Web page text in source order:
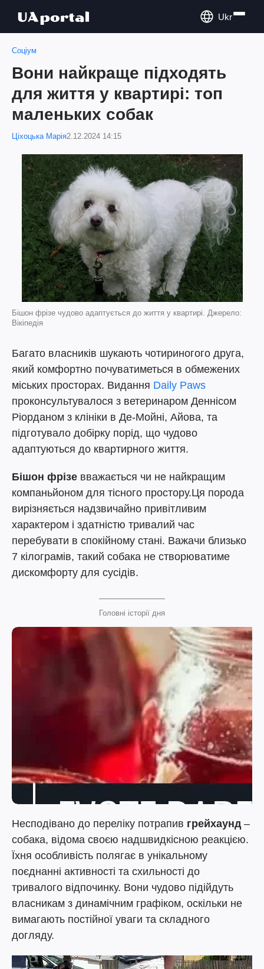
Ukr
Соціум
Вони найкраще підходять
для життя у квартирі: топ
маленьких собак
Ціхоцька Марія2.12.2024 14:15
Бішон фрізе чудово адаптується до життя у квартирі. Джерело:
Вікіпедія
Багато власників шукають чотириногого друга,
який комфортно почуватиметься в обмежених
міських просторах. Видання Daily Paws
проконсультувалося з ветеринаром Деннісом
Ріорданом з клініки в Де-Мойні, Айова, та
підготувало добірку порід, що чудово
адаптуються до квартирного життя.
Бішон фрізе вважається чи не найкращим
компаньйоном для тісного простору.Ця порода
вирізняється надзвичайно привітливим
характером і здатністю тривалий час
перебувати в спокійному стані. Важачи близько
7 кілограмів, такий собака не створюватиме
дискомфорту для сусідів.
Головні історії дня
Несподівано до переліку потрапив грейхаунд –
собака, відома своєю надшвидкісною реакцією.
Їхня особливість полягає в унікальному
поєднанні активності та схильності до
тривалого відпочинку. Вони чудово підійдуть
власникам з динамічним графіком, оскільки не
вимагають постійної уваги та складного
догляду.